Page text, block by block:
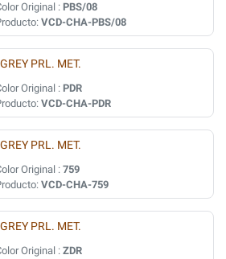
Original : PBS/08
VCD-CHA-PBS/08
PRL. MET.
Original : PDR
VCD-CHA-PDR
PRL. MET.
Original :759
VCD-CHA-759
PRL. MET.
Original :ZDR